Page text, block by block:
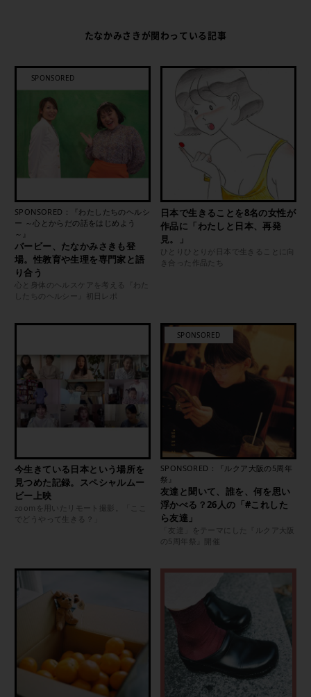
たなかみさきが関わっている記事
SPONSORED：『わたしたちのヘルシ
ー ～心とからだの話をはじめよう
～』
バービー、たなかみさきも登
場。性教育や生理を専門家と語
り合う
心と身体のヘルスケアを考える『わた
したちのヘルシー』初日レポ
日本で生きることを8名の女性が
作品に「わたしと日本、再発
見。」
ひとりひとりが日本で生きることに向
き合った作品たち
今生きている日本という場所を
見つめた記録。スペシャルムー
ビー上映
zoomを用いたリモート撮影。「ここ
でどうやって生きる？」
SPONSORED：『ルクア大阪の5周年
祭』
友達と聞いて、誰を、何を思い
浮かべる？26人の「#これした
ら友達」
「友達」をテーマにした『ルクア大阪
の5周年祭』開催